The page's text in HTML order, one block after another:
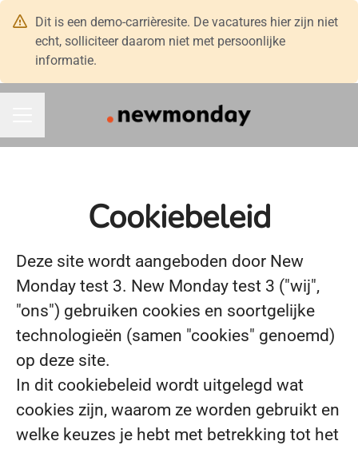
Dit is een demo-carrièresite. De vacatures hier zijn niet
echt, solliciteer daarom niet met persoonlijke
informatie.
Cookiebeleid
Deze site wordt aangeboden door New
Monday test 3. New Monday test 3 ("wij",
"ons") gebruiken cookies en soortgelijke
technologieën (samen "cookies" genoemd)
op deze site.
In dit cookiebeleid wordt uitgelegd wat
cookies zijn, waarom ze worden gebruikt en
welke keuzes je hebt met betrekking tot het